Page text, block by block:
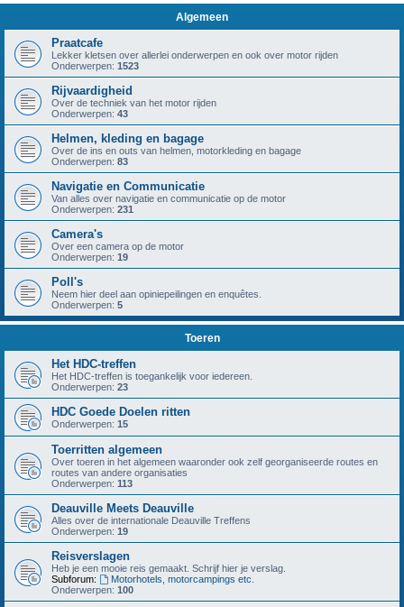
Algemeen
Praatcafe
Lekker kletsen over allerlei onderwerpen en ook over motor rijden
Onderwerpen: 1523
Rijvaardigheid
Over de techniek van het motor rijden
Onderwerpen: 43
Helmen, kleding en bagage
Over de ins en outs van helmen, motorkleding en bagage
Onderwerpen: 83
Navigatie en Communicatie
Van alles over navigatie en communicatie op de motor
Onderwerpen: 231
Camera's
Over een camera op de motor
Onderwerpen: 19
Poll's
Neem hier deel aan opiniepeilingen en enquêtes.
Onderwerpen: 5
Toeren
Het HDC-treffen
Het HDC-treffen is toegankelijk voor iedereen.
Onderwerpen: 23
HDC Goede Doelen ritten
Onderwerpen: 15
Toerritten algemeen
Over toeren in het algemeen waaronder ook zelf georganiseerde routes en
routes van andere organisaties
Onderwerpen: 113
Deauville Meets Deauville
Alles over de internationale Deauville Treffens
Onderwerpen: 19
Reisverslagen
Heb je een mooie reis gemaakt. Schrijf hier je verslag.
Subforum:
Motorhotels, motorcampings etc.
Onderwerpen: 100